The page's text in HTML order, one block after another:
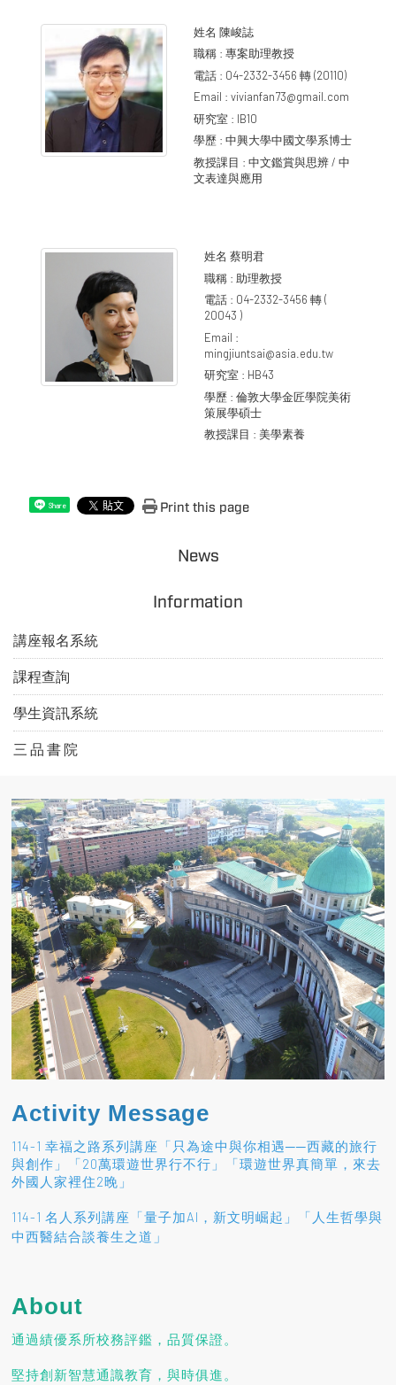
姓名 陳峻誌
職稱 : 專案助理教授
電話 : 04-2332-3456 轉 (20110)
Email : vivianfan73@gmail.com
研究室 : IB10
學歷 : 中興大學中國文學系博士
教授課目 : 中文鑑賞與思辨 / 中
文表達與應用
姓名 蔡明君
職稱 : 助理教授
電話 : 04-2332-3456 轉 (
20043 )
Email :
mingjiuntsai@asia.edu.tw
研究室 : HB43
學歷 : 倫敦大學金匠學院美術
策展學碩士
教授課目 : 美學素養
Share Print this page
News
Information
講座報名系統
課程查詢
學生資訊系統
三 品 書 院
Activity Message
114-1 幸福之路系列講座「只為途中與你相遇──西藏的旅行
與創作」「20萬環遊世界行不行」「環遊世界真簡單，來去
外國人家裡住2晚」
114-1 名人系列講座「量子加AI，新文明崛起」「人生哲學與
中西醫結合談養生之道 」
About
通過績優系所校務評鑑，品質保證。
堅持創新智慧通識教育，與時俱進。